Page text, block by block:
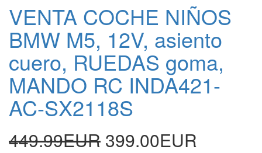
VENTA COCHE NIÑOS
BMW M5, 12V, asiento
cuero, RUEDAS goma,
MANDO RC INDA421-
AC-SX2118S
449.99EUR 399.00EUR